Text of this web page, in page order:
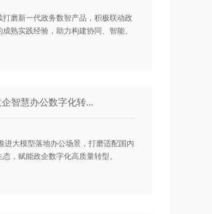
磨新一代政务数智产品，积极联动政
熟实践经验，助力构建协同、智能、
智慧办公数字化转...
进大模型落地办公场景，打磨适配国内
，赋能政企数字化高质量转型。